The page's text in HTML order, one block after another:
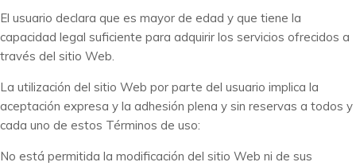
El usuario declara que es mayor de edad y que tiene la
capacidad legal suficiente para adquirir los servicios ofrecidos a
través del sitio Web.
La utilización del sitio Web por parte del usuario implica la
aceptación expresa y la adhesión plena y sin reservas a todos y
cada uno de estos Términos de uso:
No está permitida la modificación del sitio Web ni de sus